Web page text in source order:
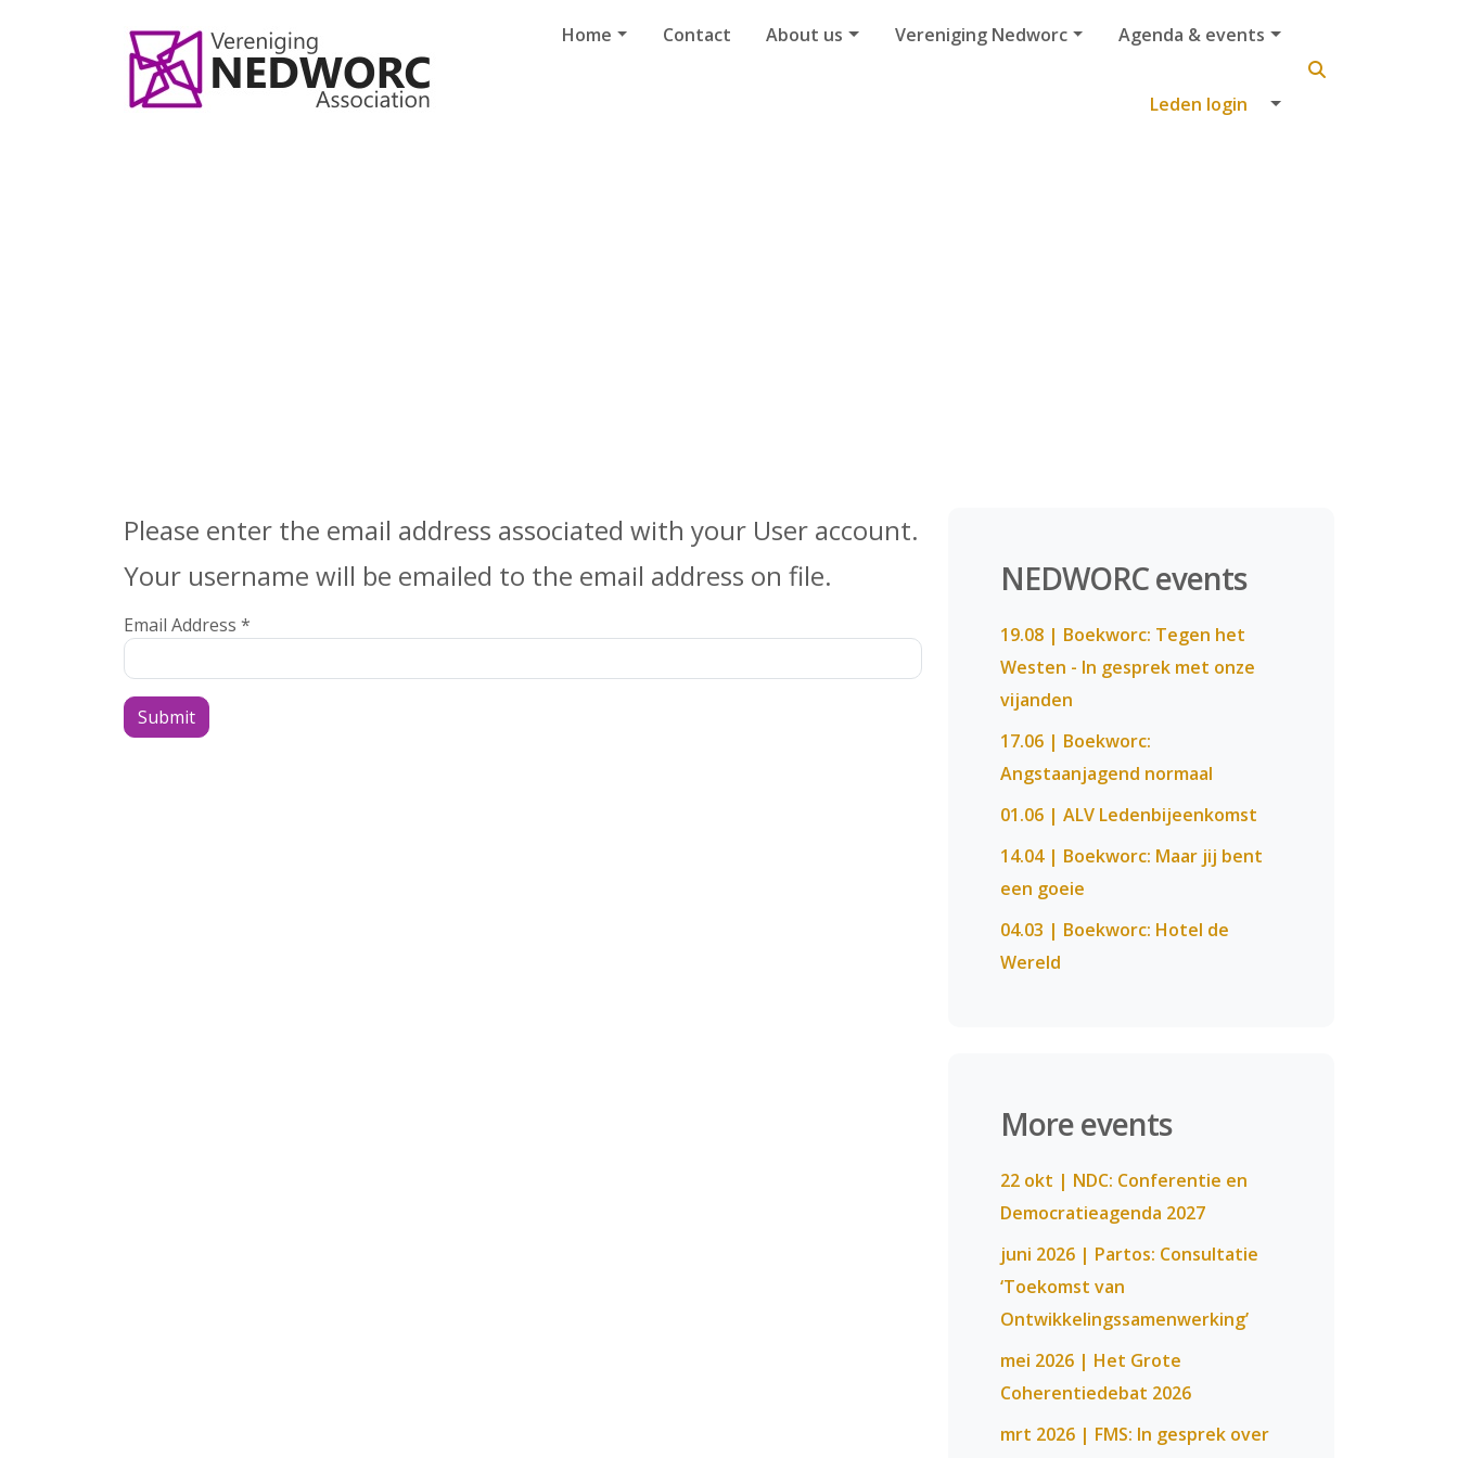
Home Contact About us Vereniging Nedworc Agenda & events
Leden login
Please enter the email address associated with your User account.
Your username will be emailed to the email address on file.
Email Address *
Submit
NEDWORC events
19.08 | Boekworc: Tegen het
Westen - In gesprek met onze
vijanden
17.06 | Boekworc:
Angstaanjagend normaal
01.06 | ALV Ledenbijeenkomst
14.04 | Boekworc: Maar jij bent
een goeie
04.03 | Boekworc: Hotel de
Wereld
More events
22 okt | NDC: Conferentie en
Democratieagenda 2027
juni 2026 | Partos: Consultatie
‘Toekomst van
Ontwikkelingssamenwerking’
mei 2026 | Het Grote
Coherentiedebat 2026
mrt 2026 | FMS: In gesprek over